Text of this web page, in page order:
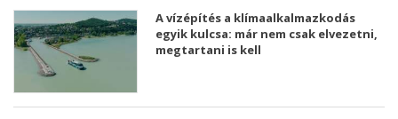
A vízépítés a klímaalkalmazkodás
egyik kulcsa: már nem csak elvezetni,
megtartani is kell